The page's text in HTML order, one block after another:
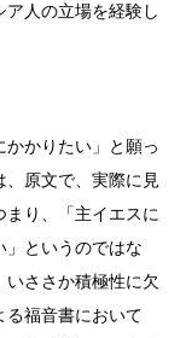
人の立場を経験し
かりたい」と願っ
、原文で、実際に見
り、「主イエスに
」というのではな
いささか積極性に欠
る福音書において